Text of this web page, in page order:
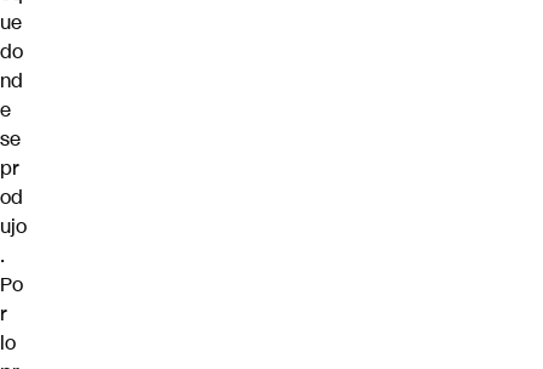
ue
do
nd
e
se
pr
od
ujo
.
Po
r
lo